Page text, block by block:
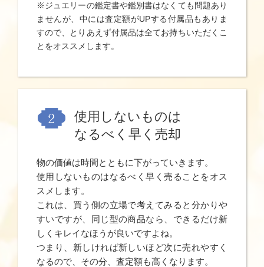
※ジュエリーの鑑定書や鑑別書はなくても問題あり
ませんが、中には査定額がUPする付属品もありま
すので、とりあえず付属品は全てお持ちいただくこ
とをオススメします。
使用しないものは
なるべく早く売却
物の価値は時間とともに下がっていきます。
使用しないものはなるべく早く売ることをオス
スメします。
これは、買う側の立場で考えてみると分かりや
すいですが、同じ型の商品なら、できるだけ新
しくキレイなほうが良いですよね。
つまり、新しければ新しいほど次に売れやすく
なるので、その分、査定額も高くなります。